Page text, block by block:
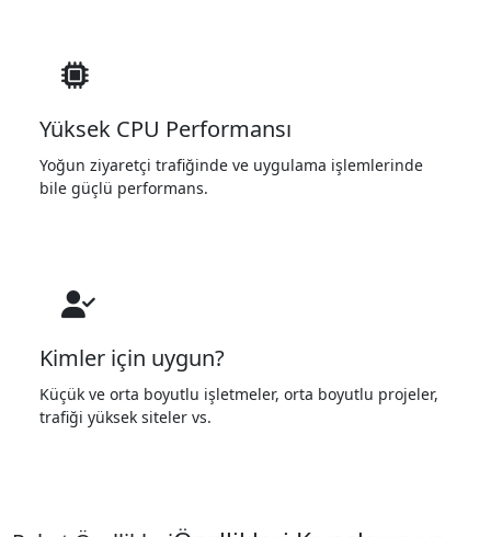
Yüksek CPU Performansı
Yoğun ziyaretçi trafiğinde ve uygulama işlemlerinde
bile güçlü performans.
Kimler için uygun?
Küçük ve orta boyutlu işletmeler, orta boyutlu projeler,
trafiği yüksek siteler vs.